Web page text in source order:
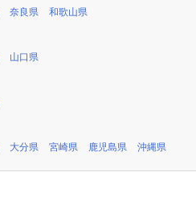
奈良県 和歌山県
山口県
大分県 宮崎県 鹿児島県 沖縄県